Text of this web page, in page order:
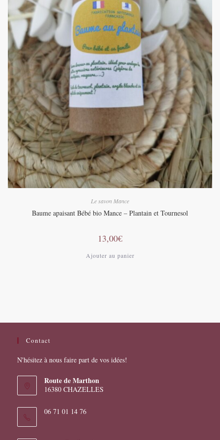
Le savon Mance
Baume apaisant Bébé bio Mance – Plantain et Tournesol
13,00€
Ajouter au panier
Contact
N'hésitez à nous faire part de vos idées!
Route de Marthon
16380 CHAZELLES
06 71 01 14 76